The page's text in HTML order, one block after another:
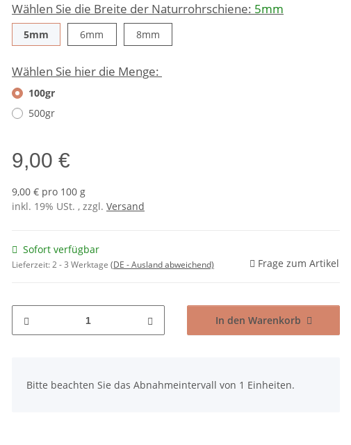
Wählen Sie die Breite der Naturrohrschiene: 5mm
5mm 6mm 8mm8mm
Wählen Sie hier die Menge:
100gr
500gr
9,00 €
9,00 € pro 100 g
inkl. 19% USt. , zzgl. Versand
Sofort verfügbar
Lieferzeit:2 - 3 Werktage (DE - Ausland abweichend) Frage zum Artikel
In den Warenkorb
Bitte beachten Sie das Abnahmeintervall von 1 Einheiten.